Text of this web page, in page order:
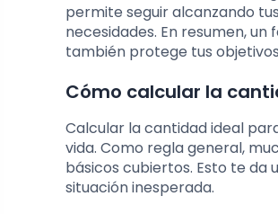
permite seguir alcanzando
necesidades. En resumen,
también protege tus
Cómo calcular la
Calcular la cantidad ideal
vida. Como regla general,
básicos cubiertos. Esto te
situación inesperada.